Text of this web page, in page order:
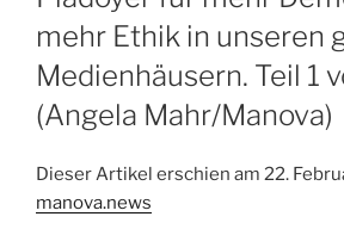
mehr Ethik in unseren
Medienhäusern. Teil 1
(Angela Mahr/Manova)
Dieser Artikel erschien am 22.
manova.news